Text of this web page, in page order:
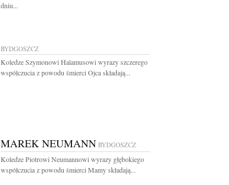
dniu...
BYDGOSZCZ
Koledze Szymonowi Halamusowi wyrazy szczerego
współczucia z powodu śmierci Ojca składają...
MAREK NEUMANN BYDGOSZCZ
Koledze Piotrowi Neumannowi wyrazy głębokiego
współczucia z powodu śmierci Mamy składają...